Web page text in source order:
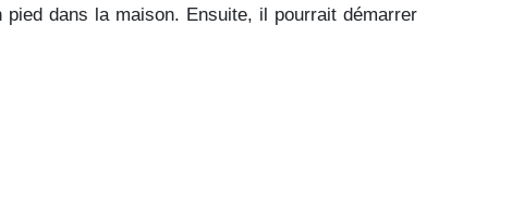
dans la maison. Ensuite, il pourrait démarrer